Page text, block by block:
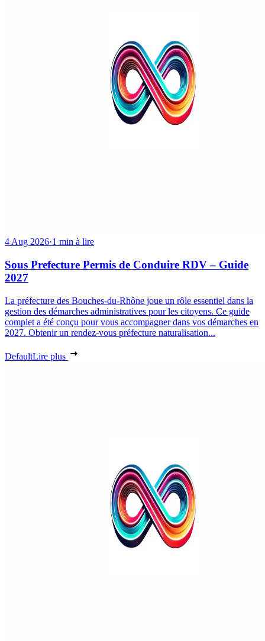
4 Aug 2026·1 min à lire
Sous Prefecture Permis de Conduire RDV – Guide
2027
La préfecture des Bouches-du-Rhône joue un rôle essentiel dans la
gestion des démarches administratives pour les citoyens. Ce guide
complet a été conçu pour vous accompagner dans vos démarches en
2027. Obtenir un rendez-vous préfecture naturalisation...
DefaultLire plus